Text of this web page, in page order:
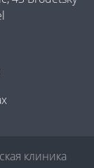
клиника